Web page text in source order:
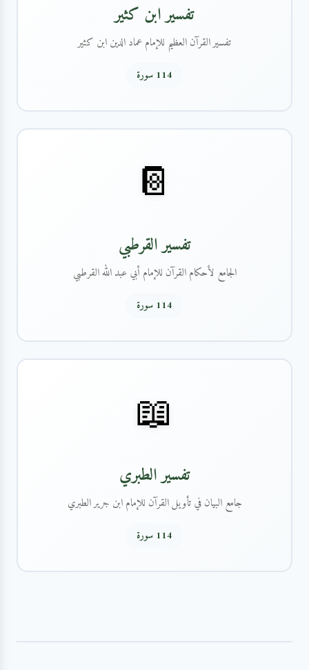
تفسير ابن كثير
تفسير القرآن العظيم للإمام عماد الدين ابن كثير
114 سورة
📔
تفسير القرطبي
الجامع لأحكام القرآن للإمام أبي عبد الله القرطبي
114 سورة
📖
تفسير الطبري
جامع البيان في تأويل القرآن للإمام ابن جرير الطبري
114 سورة